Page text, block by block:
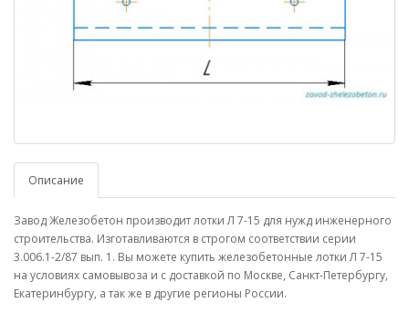
Описание
Завод Железобетон производит лотки Л 7-15 для нужд инженерного
строительства. Изготавливаются в строгом соответствии серии
3.006.1-2/87 вып. 1. Вы можете купить железобетонные лотки Л 7-15
на условиях самовывоза и с доставкой по Москве, Санкт-Петербургу,
Екатеринбургу, а так же в другие регионы России.